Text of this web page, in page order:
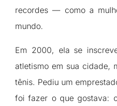
recordes — como a
mundo.
Em 2000, ela se
atletismo em sua cidade,
tênis. Pediu um
foi fazer o que gostava: